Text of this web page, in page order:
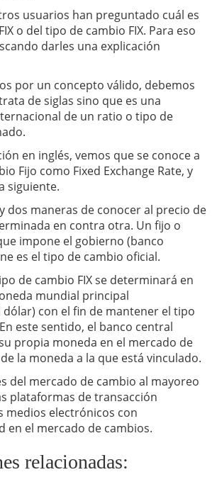
usuarios han preguntado cuál es
o del tipo de cambio FIX. Para eso
darles una explicación
por un concepto válido, debemos
de siglas sino que es una
de un ratio o tipo de
en inglés, vemos que se conoce a
Fijo como Fixed Exchange Rate, y
siguiente.
dos maneras de conocer al precio de
en contra otra. Un fijo o
impone el gobierno (banco
es el tipo de cambio oficial.
de cambio FIX se determinará en
mundial principal
con el fin de mantener el tipo
este sentido, el banco central
propia moneda en el mercado de
la moneda a la que está vinculado.
del mercado de cambio al mayoreo
plataformas de transacción
medios electrónicos con
en el mercado de cambios.
relacionadas: